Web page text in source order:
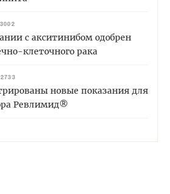
3002
с акситинибом одобрен
клеточного рака
2733
новые показания для
Ревлимид®